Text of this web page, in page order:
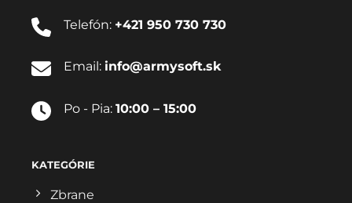
Telefón: +421 950 730 730
Email: info@armysoft.sk
Po - Pia: 10:00 – 15:00
KATEGÓRIE
Zbrane